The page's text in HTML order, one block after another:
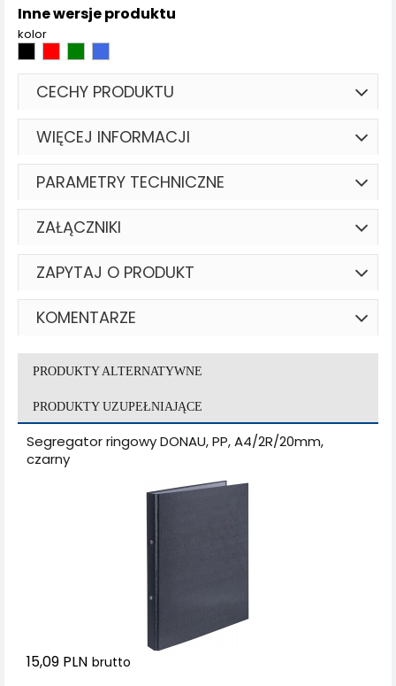
Inne wersje produktu
kolor
CECHY PRODUKTU
WIĘCEJ INFORMACJI
PARAMETRY TECHNICZNE
ZAŁĄCZNIKI
ZAPYTAJ O PRODUKT
KOMENTARZE
PRODUKTY ALTERNATYWNE
PRODUKTY UZUPEŁNIAJĄCE
Segregator ringowy DONAU, PP, A4/2R/20mm,
czarny
15,09 PLN brutto